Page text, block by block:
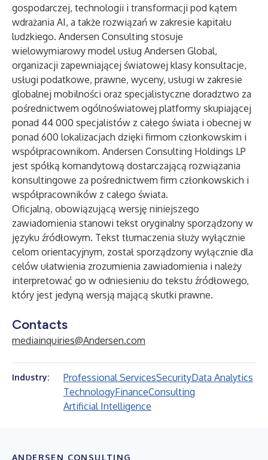
gospodarczej, technologii i transformacji pod kątem
wdrażania AI, a także rozwiązań w zakresie kapitału
ludzkiego. Andersen Consulting stosuje
wielowymiarowy model usług Andersen Global,
organizacji zapewniającej światowej klasy konsultacje,
usługi podatkowe, prawne, wyceny, usługi w zakresie
globalnej mobilności oraz specjalistyczne doradztwo za
pośrednictwem ogólnoświatowej platformy skupiającej
ponad 44 000 specjalistów z całego świata i obecnej w
ponad 600 lokalizacjach dzięki firmom członkowskim i
współpracownikom. Andersen Consulting Holdings LP
jest spółką komandytową dostarczającą rozwiązania
konsultingowe za pośrednictwem firm członkowskich i
współpracowników z całego świata.
Oficjalną, obowiązującą wersję niniejszego
zawiadomienia stanowi tekst oryginalny sporządzony w
języku źródłowym. Tekst tłumaczenia służy wyłącznie
celom orientacyjnym, został sporządzony wyłącznie dla
celów ułatwienia zrozumienia zawiadomienia i należy
interpretować go w odniesieniu do tekstu źródłowego,
który jest jedyną wersją mającą skutki prawne.
Contacts
mediainquiries@Andersen.com
Industry: Professional ServicesSecurityData Analytics
TechnologyFinanceConsulting
Artificial Intelligence
ANDERSEN CONSULTING